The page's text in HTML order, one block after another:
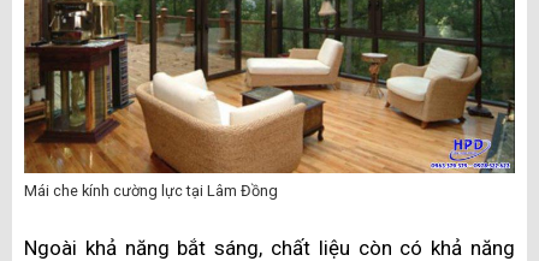
Mái che kính cường lực tại Lâm Đồng
Ngoài khả năng bắt sáng, chất liệu còn có khả năng